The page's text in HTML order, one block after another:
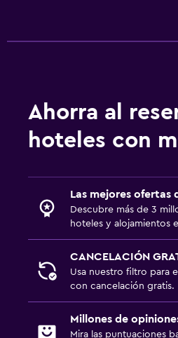
Ahorra al
hoteles con
Las mejores ofertas
Descubre más de 3
hoteles y alojamientos
CANCELACIÓN
Usa nuestro filtro para
con cancelación gratis.
Millones de
Mira las puntuaciones